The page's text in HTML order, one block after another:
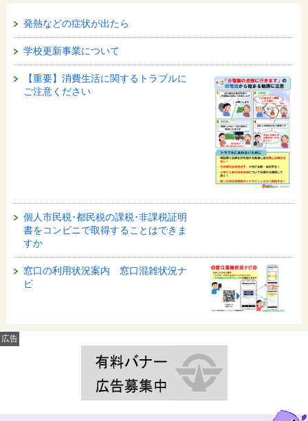
発熱などの症状が出たら
学校更新事業について
【重要】消費生活に関するトラブルに
ご注意ください
個人市民税･都民税の課税･非課税証明
書をコンビニで取得することはできま
すか
窓口の利用状況案内 窓口混雑状況ナ
ビ
広告